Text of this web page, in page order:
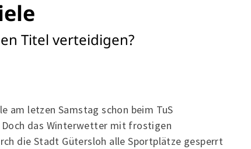
Titel verteidigen?
am letzen Samstag schon beim TuS
das Winterwetter mit frostigen
die Stadt Gütersloh alle Sportplätze gesperrt